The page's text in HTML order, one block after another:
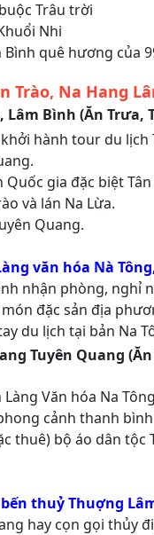
Trâu trời
Nhi
Bình quê hương của
Trào, Na Hang
Lâm Bình (Ăn Trưa,
hành tour du lịch
gia đặc biệt
và lán Na Lừa.
Quang.
văn hóa Nà
nhận phòng, nghỉ
đặc sản địa
du lịch tại bản Na
Tuyên Quang
Văn hóa Na
cảnh thanh
thuê) bộ áo dân tộc
bến thuỷ Thuợng
hay cọn gọi thủy